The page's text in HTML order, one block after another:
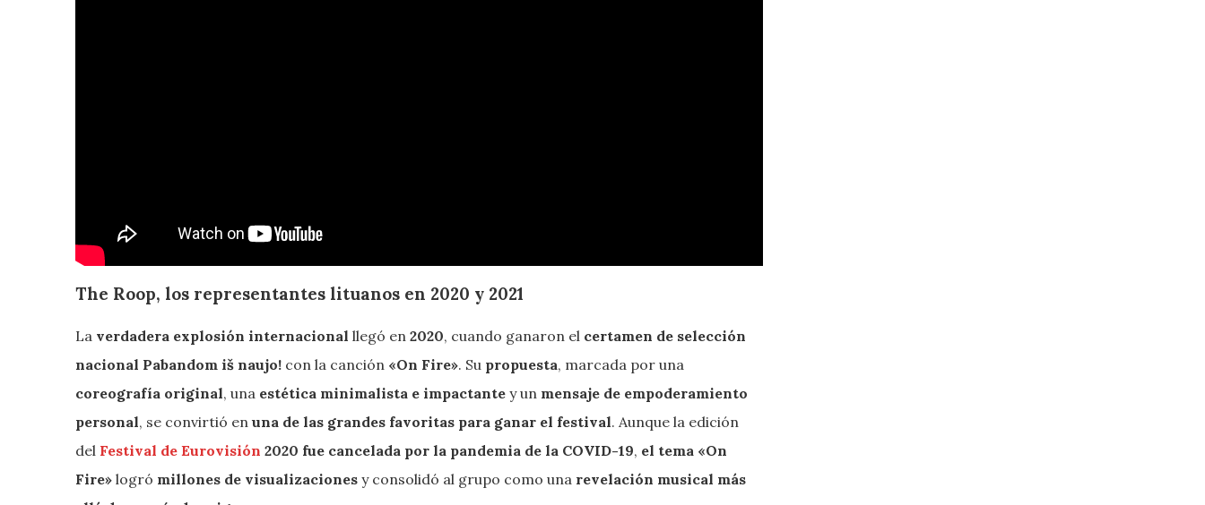
The Roop, los representantes lituanos en 2020 y 2021
La verdadera explosión internacional llegó en 2020, cuando ganaron el certamen de selección
nacional Pabandom iš naujo! con la canción «On Fire». Su propuesta, marcada por una
coreografía original, una estética minimalista e impactante y un mensaje de empoderamiento
personal, se convirtió en una de las grandes favoritas para ganar el festival. Aunque la edición
del Festival de Eurovisión 2020 fue cancelada por la pandemia de la COVID-19, el tema «On
Fire» logró millones de visualizaciones y consolidó al grupo como una revelación musical más